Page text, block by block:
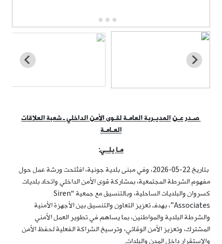
صـدر عـنالمديـرية العامـة لقـوى الأمن الداخليـشعبة العلاقات
العـامـة
مـا يلــي:
بتاريخ 22-05-2026، وفي مبنى بلدية جونية، افتُتحت ورشة عمل حول
مفهوم الشرطة المجتمعية، بمشاركة قوى الأمن الداخلي واتحاد بلديات
كسروان والبلديات الساحلية، وبالتنسيق مع جمعية “Siren
Associates”، بهدف تعزيز التعاون والتنسيق بين الأجهزة الأمنية
والشرطة البلدية والمواطنين، بما يساهم في تطوير العمل الأمني
المشترك، وتعزيز الأمن الوقائي، وترسيخ الشراكة الفعلية لحفظ الأمن
والاستقرار داخل المدن والبلدات.